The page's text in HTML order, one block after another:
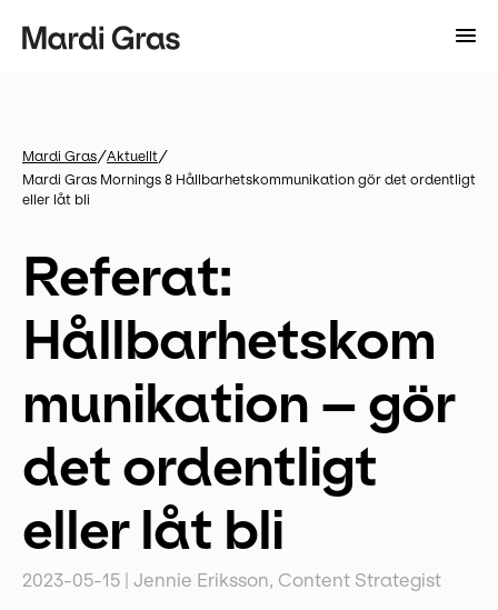
Mardi Gras/Aktuellt/
Mardi Gras Mornings 8 Hållbarhetskommunikation gör det ordentligt
eller låt bli
Referat:
Hållbarhetskom
munikation – gör
det ordentligt
eller låt bli
2023-05-15 | Jennie Eriksson, Content Strategist